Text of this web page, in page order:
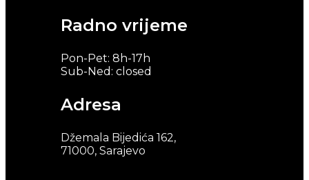
Radno vrijeme
Pon-Pet: 8h-17h
Sub-Ned: closed
Adresa
Džemala Bijedića 162,
71000, Sarajevo